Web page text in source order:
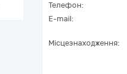
Телефон:
E-mail:
Місцезнаходження: